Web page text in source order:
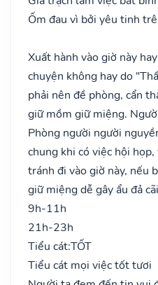
Ốm đau vì bởi yêu tinh
Xuất hành vào giờ này
chuyện không hay do
phải nên đề phòng, cẩn
giữ mồm giữ miệng.
Phòng người người
chung khi có việc hội
tránh đi vào giờ này, nếu
giữ miệng dễ gây ẩu đả
9h-11h
21h-23h
Tiểu cát:TỐT
Tiểu cát mọi việc tốt tươi